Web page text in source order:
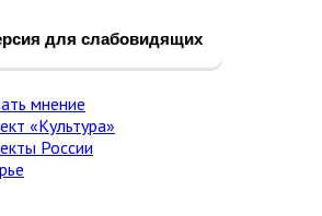
для слабовидящих